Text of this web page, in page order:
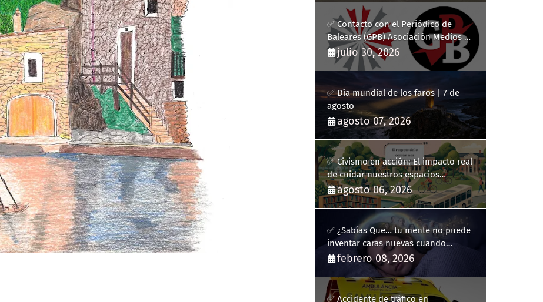
✅ Contacto con el Periódico de
Baleares (GPB) Asociación Medios de
Comunicación Digitales
julio 30, 2026
✅ Día mundial de los faros | 7 de
agosto
agosto 07, 2026
✅ Civismo en acción: El impacto real
de cuidar nuestros espacios
públicos
agosto 06, 2026
✅ ¿Sabías Que… tu mente no puede
inventar caras nuevas cuando
sueñas?
febrero 08, 2026
✅ Accidente de tráfico en